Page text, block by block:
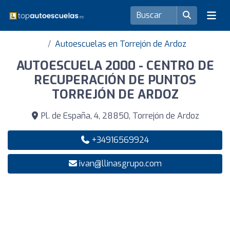
Autoescuelas en Torrejón de Ardoz
AUTOESCUELA 2000 - CENTRO DE
RECUPERACIÓN DE PUNTOS
TORREJÓN DE ARDOZ
Pl. de España, 4, 28850, Torrejón de Ardoz
+34916569924
ivan@llinasgrupo.com